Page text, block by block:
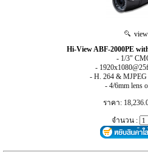
view
Hi-View ABF-2000PE
- 1/3"
-
- H. 264 & MJPEG
- 4/6mm lens
ราคา:
จำนวน :